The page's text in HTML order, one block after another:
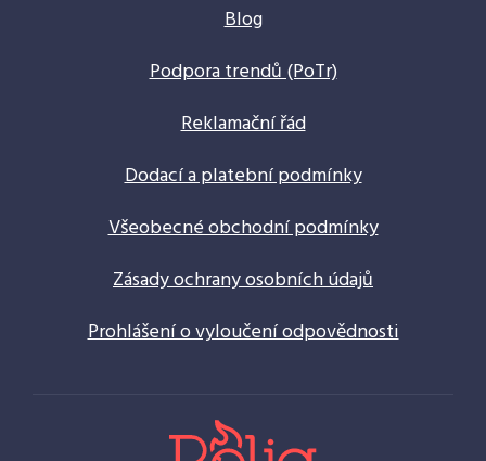
Blog
Podpora trendů (PoTr)
Reklamační řád
Dodací a platební podmínky
Všeobecné obchodní podmínky
Zásady ochrany osobních údajů
Prohlášení o vyloučení odpovědnosti